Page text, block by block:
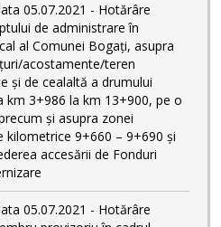
05.07.2021 - Hotărâre
de administrare în
al Comunei Bogați, asupra
acostamente/teren
și de cealaltă a drumului
km 3+986 la km 13+900, pe o
și asupra zonei
kilometrice 9+660 – 9+690 și
accesării de Fonduri
05.07.2021 - Hotărâre